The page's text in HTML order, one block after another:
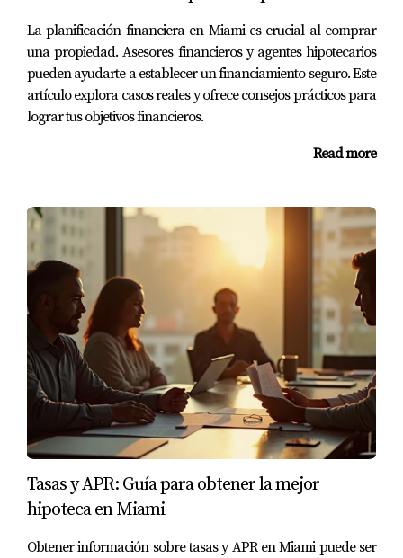
Preguntas Frecuentes
¿Qué documentos necesito para la
preaprobación?
Normalmente necesitas proporcionar tu identificación,
Consulta con tu prestamista para detalles específicos.
¿Cuánto tiempo toma el proceso de
aprobación?
Generalmente, la aprobación puede tomar desde unas
horas hasta varios días, dependiendo del prestamista y
la complejidad de tu situación financiera.
¿Es costosa la preaprobación?
No suele haber costos significativos asociados a la
preaprobación. Algunos prestamistas pueden cobrar
una tarifa mínima, pero muchos lo hacen gratis.
¿Puedo ser rechazado después de estar
preaprobado?
Sí, si hay cambios significativos en tu situación financiera
o crediticia antes del cierre, podrías enfrentar
La planificación financiera en Miami es crucial al comprar
una propiedad. Asesores financieros y agentes hipotecarios
pueden ayudarte a establecer un financiamiento seguro. Este
artículo explora casos reales y ofrece consejos prácticos para
lograr tus objetivos financieros.
Read more
Tasas y APR: Guía para obtener la mejor
hipoteca en Miami
Obtener información sobre tasas y APR en Miami puede ser